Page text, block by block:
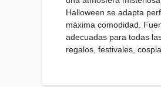
Halloween se adapta
máxima comodidad.
adecuadas para todas
regalos, festivales,